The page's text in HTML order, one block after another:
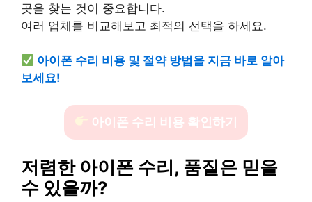
곳을 찾는 것이 중요합니다.
여러 업체를 비교해보고 최적의 선택을 하세요.
아이폰 수리 비용 및 절약 방법을 지금 바로 알아
보세요!
아이폰 수리 비용 확인하기
저렴한 아이폰 수리, 품질은 믿을
수 있을까?